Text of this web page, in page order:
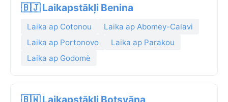
🇧🇯 Laikapstākļi Benina
Laika ap Cotonou
Laika ap Abomey-Calavi
Laika ap Portonovo
Laika ap Parakou
Laika ap Godomè